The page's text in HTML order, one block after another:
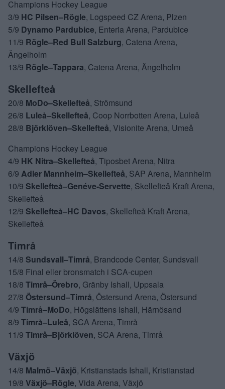
Champions Hockey League
3/9 HC Pilsen–Rögle, Logspeed CZ Arena, Plzen
5/9 Dynamo Pardubice, Enteria Arena, Pardubice
11/9 Rögle–Red Bull Salzburg, Catena Arena,
Ängelholm
13/9 Rögle–Tappara, Catena Arena, Ängelholm
Skellefteå
20/8 MoDo–Skellefteå, Strömsund
26/8 Luleå–Skellefteå, Coop Norrbotten Arena, Luleå
28/8 Björklöven–Skellefteå, Visionite Arena, Umeå
Champions Hockey League
4/9 HK Nitra–Skellefteå, Tiposbet Arena, Nitra
6/9 Adler Mannheim–Skellefteå, SAP Arena, Mannheim
10/9 Skellefteå–Genéve-Servette, Skellefteå Kraft Arena,
Skellefteå
12/9 Skellefteå–HC Davos, Skellefteå Kraft Arena,
Skellefteå
Timrå
14/8 Sundsvall–Timrå, Brandcode Center, Sundsvall
15/8 Final eller bronsmatch i SCA-cupen
18/8 Timrå–Örebro, Gränby Ishall, Uppsala
27/8 Östersund–Timrå, Östersund Arena, Östersund
4/9 Timrå–MoDo, Högslättens Ishall, Härnösand
8/9 Timrå–Luleå, SCA Arena, Timrå
11/9 Timrå–Björklöven, SCA Arena, Timrå
Växjö
14/8 Malmö–Växjö, Kristianstads Ishall, Kristianstad
19/8 Växjö–Rögle, Vida Arena, Växjö